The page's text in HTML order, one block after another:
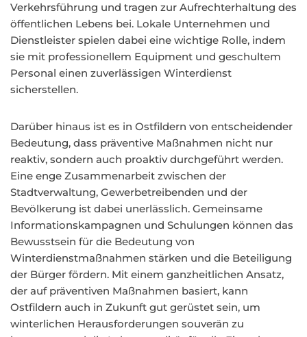
Verkehrsführung und tragen zur Aufrechterhaltung des
öffentlichen Lebens bei. Lokale Unternehmen und
Dienstleister spielen dabei eine wichtige Rolle, indem
sie mit professionellem Equipment und geschultem
Personal einen zuverlässigen Winterdienst
sicherstellen.
Darüber hinaus ist es in Ostfildern von entscheidender
Bedeutung, dass präventive Maßnahmen nicht nur
reaktiv, sondern auch proaktiv durchgeführt werden.
Eine enge Zusammenarbeit zwischen der
Stadtverwaltung, Gewerbetreibenden und der
Bevölkerung ist dabei unerlässlich. Gemeinsame
Informationskampagnen und Schulungen können das
Bewusstsein für die Bedeutung von
Winterdienstmaßnahmen stärken und die Beteiligung
der Bürger fördern. Mit einem ganzheitlichen Ansatz,
der auf präventiven Maßnahmen basiert, kann
Ostfildern auch in Zukunft gut gerüstet sein, um
winterlichen Herausforderungen souverän zu